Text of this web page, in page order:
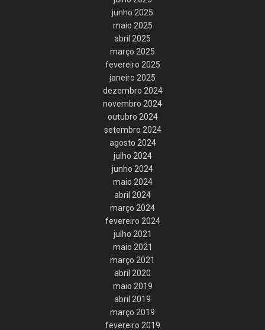
junho 2025
maio 2025
abril 2025
março 2025
fevereiro 2025
janeiro 2025
dezembro 2024
novembro 2024
outubro 2024
setembro 2024
agosto 2024
julho 2024
junho 2024
maio 2024
abril 2024
março 2024
fevereiro 2024
julho 2021
maio 2021
março 2021
abril 2020
maio 2019
abril 2019
março 2019
fevereiro 2019